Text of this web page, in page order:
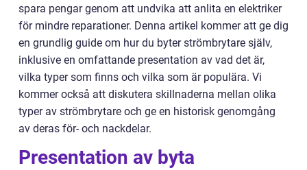
spara pengar genom att undvika att anlita en elektriker
för mindre reparationer. Denna artikel kommer att ge dig
en grundlig guide om hur du byter strömbrytare själv,
inklusive en omfattande presentation av vad det är,
vilka typer som finns och vilka som är populära. Vi
kommer också att diskutera skillnaderna mellan olika
typer av strömbrytare och ge en historisk genomgång
av deras för- och nackdelar.
Presentation av byta